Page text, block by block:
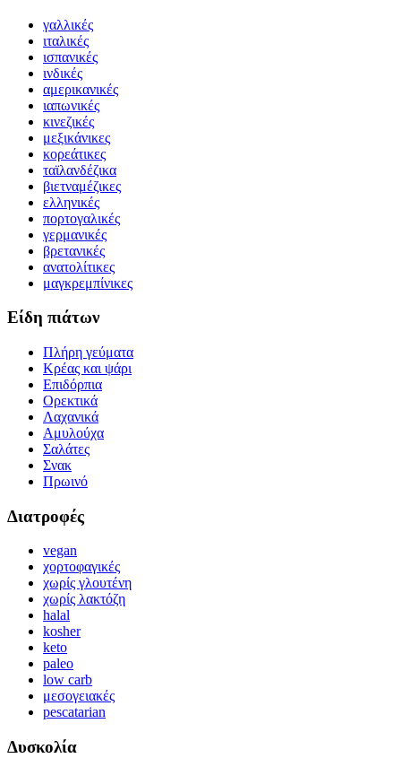
γαλλικές
ιταλικές
ισπανικές
ινδικές
αμερικανικές
ιαπωνικές
κινεζικές
μεξικάνικες
κορεάτικες
ταϊλανδέζικα
βιετναμέζικες
ελληνικές
πορτογαλικές
γερμανικές
βρετανικές
ανατολίτικες
μαγκρεμπίνικες
Είδη πιάτων
Πλήρη γεύματα
Κρέας και ψάρι
Επιδόρπια
Ορεκτικά
Λαχανικά
Αμυλούχα
Σαλάτες
Σνακ
Πρωινό
Διατροφές
vegan
χορτοφαγικές
χωρίς γλουτένη
χωρίς λακτόζη
halal
kosher
keto
paleo
low carb
μεσογειακές
pescatarian
Δυσκολία